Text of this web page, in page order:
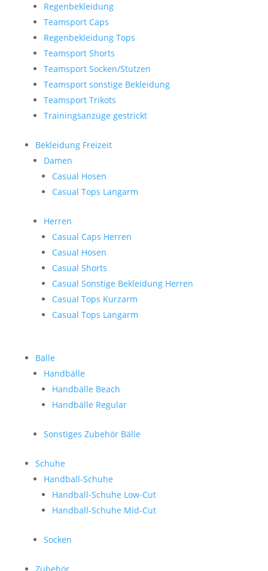
Regenbekleidung
Teamsport Caps
Regenbekleidung Tops
Teamsport Shorts
Teamsport Socken/Stutzen
Teamsport sonstige Bekleidung
Teamsport Trikots
Trainingsanzüge gestrickt
Bekleidung Freizeit
Damen
Casual Hosen
Casual Tops Langarm
Herren
Casual Caps Herren
Casual Hosen
Casual Shorts
Casual Sonstige Bekleidung Herren
Casual Tops Kurzarm
Casual Tops Langarm
Bälle
Handbälle
Handbälle Beach
Handbälle Regular
Sonstiges Zubehör Bälle
Schuhe
Handball-Schuhe
Handball-Schuhe Low-Cut
Handball-Schuhe Mid-Cut
Socken